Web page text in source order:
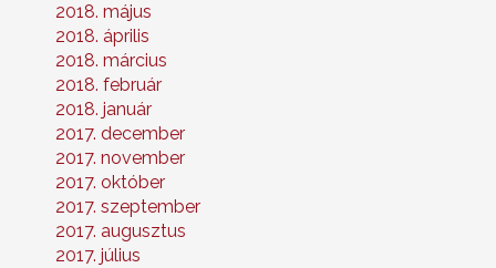
2018. május
2018. április
2018. március
2018. február
2018. január
2017. december
2017. november
2017. október
2017. szeptember
2017. augusztus
2017. július